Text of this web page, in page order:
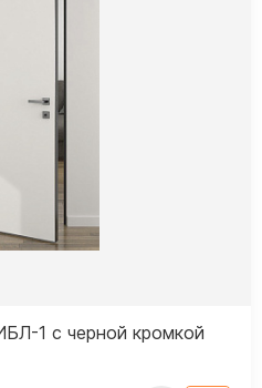
1 с черной кромкой